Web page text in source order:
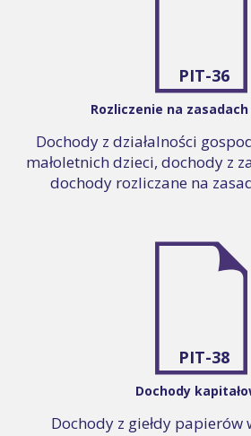
PIT-36
Rozliczenie na
Dochody z działalności
małoletnich dzieci, dochody z
dochody rozliczane na
PIT-38
Dochody
Dochody z giełdy papierów